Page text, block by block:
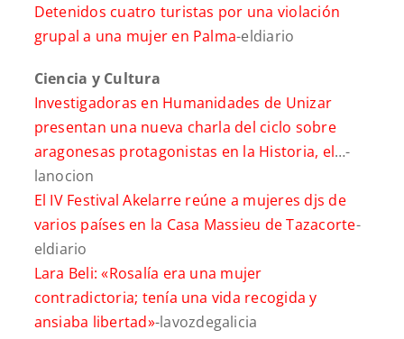
Detenidos cuatro turistas por una violación
grupal a una mujer en Palma-eldiario
Ciencia y Cultura
Investigadoras en Humanidades de Unizar
presentan una nueva charla del ciclo sobre
aragonesas protagonistas en la Historia, el…-
lanocion
El IV Festival Akelarre reúne a mujeres djs de
varios países en la Casa Massieu de Tazacorte-
eldiario
Lara Beli: «Rosalía era una mujer
contradictoria; tenía una vida recogida y
ansiaba libertad»-lavozdegalicia